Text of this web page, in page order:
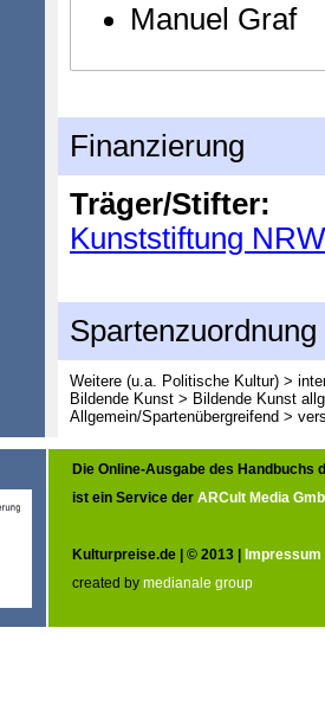
Manuel Graf
Finanzierung
Träger/Stifter:
Kunststiftung NRW
Spartenzuordnung
Weitere (u.a. Politische Kultur) >
Bildende Kunst > Bildende Kunst
Allgemein/Spartenübergreifend >
Die Online-Ausgabe des Handbuchs
ist ein Service der ARCult Media
Kulturpreise.de | © 2013 | Impressum
created by medianale group